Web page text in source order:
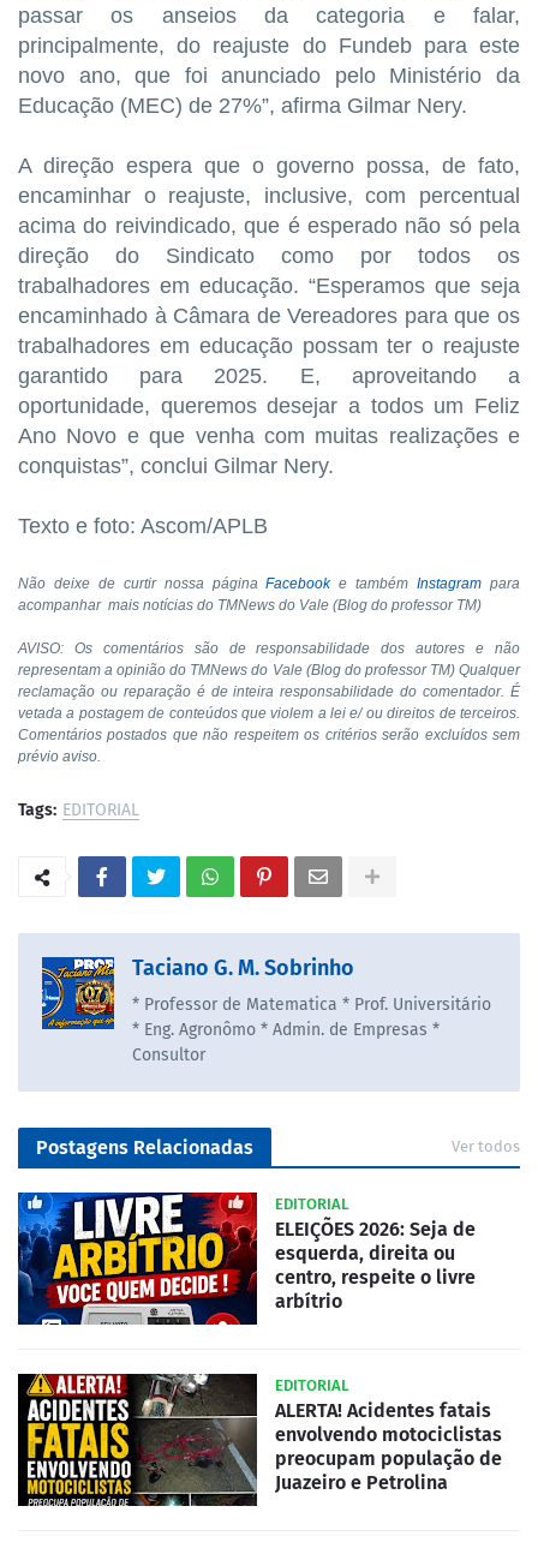
passar os anseios da categoria e falar,
principalmente, do reajuste do Fundeb para este
novo ano, que foi anunciado pelo Ministério da
Educação (MEC) de 27%”, afirma Gilmar Nery.
A direção espera que o governo possa, de fato,
encaminhar o reajuste, inclusive, com percentual
acima do reivindicado, que é esperado não só pela
direção do Sindicato como por todos os
trabalhadores em educação. “Esperamos que seja
encaminhado à Câmara de Vereadores para que os
trabalhadores em educação possam ter o reajuste
garantido para 2025. E, aproveitando a
oportunidade, queremos desejar a todos um Feliz
Ano Novo e que venha com muitas realizações e
conquistas”, conclui Gilmar Nery.
Texto e foto: Ascom/APLB
Não deixe de curtir nossa páginaFacebooke tambémInstagram para
acompanhar mais notícias do TMNews do Vale (Blog do professor TM)
AVISO: Os comentários são de responsabilidade dos autores e não
representam a opinião do TMNews do Vale (Blog do professor TM) Qualquer
reclamação ou reparação é de inteira responsabilidade do comentador. É
vetada a postagem de conteúdos que violem a lei e/ ou direitos de terceiros.
Comentários postados que não respeitem os critérios serão excluídos sem
prévio aviso.
Tags: EDITORIAL
Taciano G. M. Sobrinho
* Professor de Matematica * Prof. Universitário
* Eng. Agronômo * Admin. de Empresas *
Consultor
Postagens Relacionadas Ver todos
EDITORIAL
ELEIÇÕES 2026: Seja de
esquerda, direita ou
centro, respeite o livre
arbítrio
EDITORIAL
ALERTA! Acidentes fatais
envolvendo motociclistas
preocupam população de
Juazeiro e Petrolina